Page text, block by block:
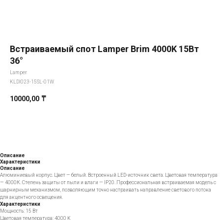
Встраиваемый спот Lamper Brim 4000K 15Вт
36°
Lamper
KLDI023-15SL-01W
10000,00 ₸
Описание
Характеристики
Описание
Алюминиевый корпус. Цвет — белый. Встроенный LED-источник света. Цветовая температура
— 4000К. Степень защиты от пыли и влаги — IP20. Профессиональная встраиваемая модель с
шарнирным механизмом, позволяющим точно настраивать направление светового потока
для акцентного освещения.
Характеристики
Мощность: 15 Вт
Цветовая температура: 4000 K